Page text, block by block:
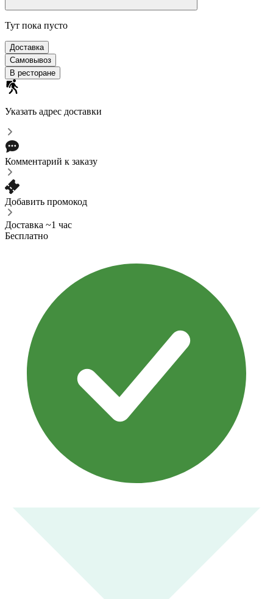
Тут пока пусто
Доставка
Самовывоз
В ресторане
Указать адрес доставки
Комментарий к заказу
Добавить промокод
Доставка ~1 час
Бесплатно